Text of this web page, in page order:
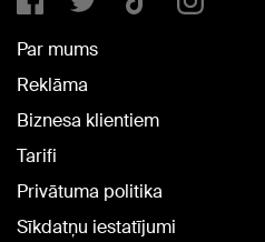
Par mums
Reklāma
Biznesa klientiem
Tarifi
Privātuma politika
Sīkdatņu iestatījumi